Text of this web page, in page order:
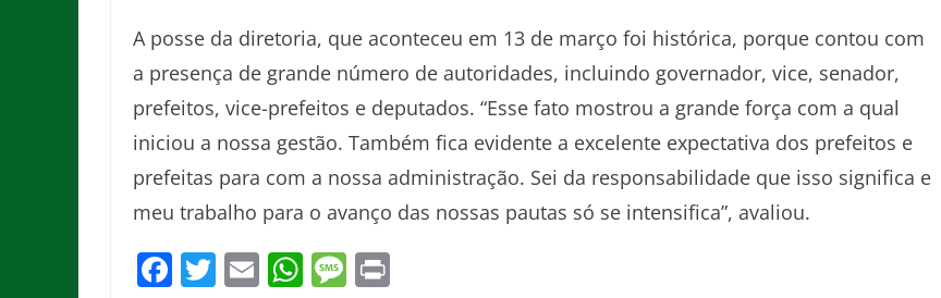
A posse da diretoria, que aconteceu em 13 de março foi histórica, porque contou com
a presença de grande número de autoridades, incluindo governador, vice, senador,
prefeitos, vice-prefeitos e deputados. “Esse fato mostrou a grande força com a qual
iniciou a nossa gestão. Também fica evidente a excelente expectativa dos prefeitos e
prefeitas para com a nossa administração. Sei da responsabilidade que isso significa e
meu trabalho para o avanço das nossas pautas só se intensifica”, avaliou.
F T E W M